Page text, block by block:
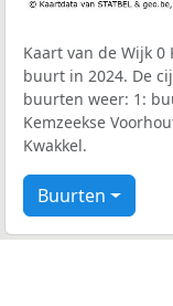
Kaart van de Wijk
buurt in 2024. De
buurten weer: 1:
Kemzeekse
Kwakkel.
Buurten